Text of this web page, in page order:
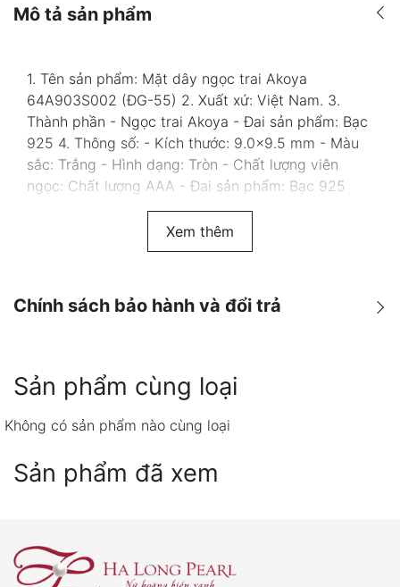
Mô tả sản phẩm
1. Tên sản phẩm: Mặt dây ngọc trai Akoya
64A903S002 (ĐG-55) 2. Xuất xứ: Việt Nam. 3.
Thành phần - Ngọc trai Akoya - Đai sản phẩm: Bạc
925 4. Thông số: - Kích thước: 9.0x9.5 mm - Màu
sắc: Trắng - Hình dạng: Tròn - Chất lượng viên
ngọc: Chất lượng AAA - Đai sản phẩm: Bạc 925
Xem thêm
Chính sách bảo hành và đổi trả
trả
Warranty & Return Policy
Politique de garantie & de
TIẾNG VIỆT
Sản phẩm cùng loại
Không có sản phẩm nào cùng loại
Sản phẩm đã xem